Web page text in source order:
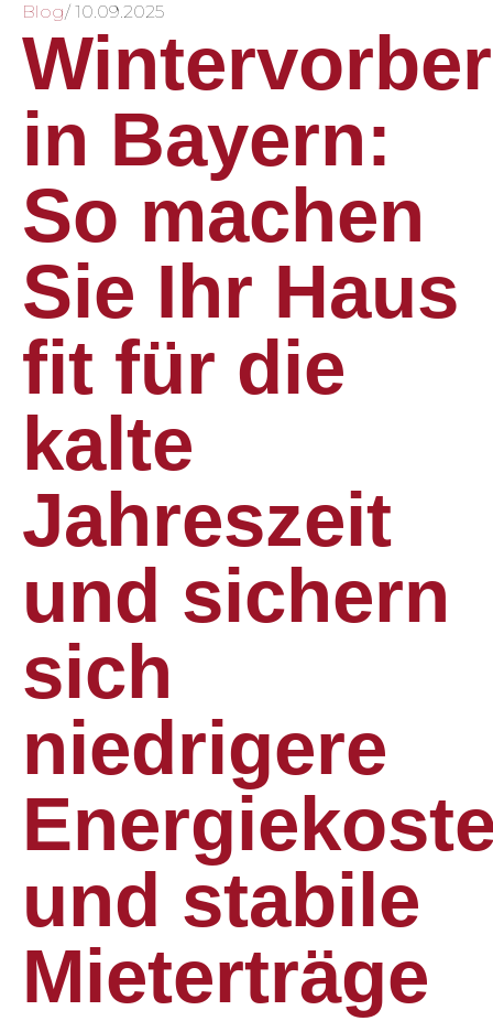
Blog/ 10.09.2025
in Bayern:
So machen
Sie Ihr Haus
fit für die
kalte
Jahreszeit
und sichern
sich
niedrigere
und stabile
Mieterträge